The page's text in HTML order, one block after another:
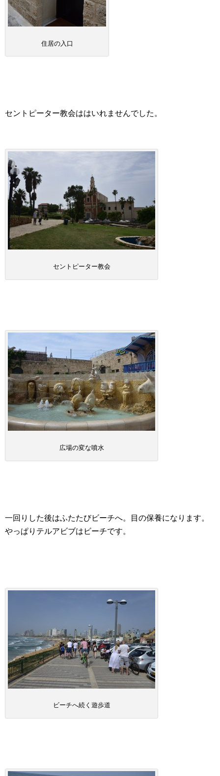
住居の入口
セントピーター教会ははいれませんでした。
セントピーター教会
広場の変な噴水
一回りした後はふたたびビーチへ。目の保養になります。
やっぱりテルアビブはビーチです。
ビーチへ続く遊歩道